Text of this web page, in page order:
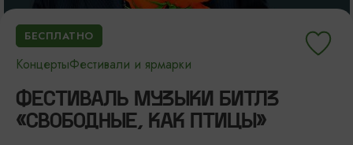
БЕСПЛАТНО
КонцертыФестивали и ярмарки
ФЕСТИВАЛЬ МУЗЫКИ БИТЛЗ
«СВОБОДНЫЕ, КАК ПТИЦЫ»